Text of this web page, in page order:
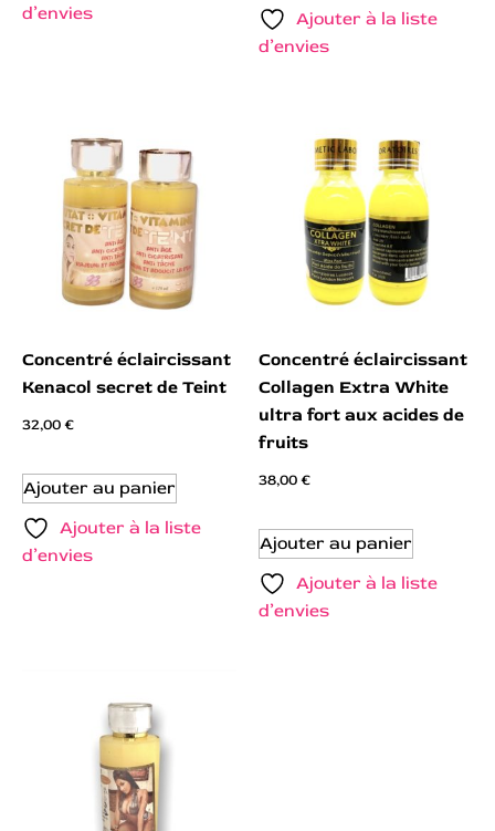
d’envies
Ajouter à la liste
d’envies
Concentré éclaircissant
Kenacol secret de Teint
32,00€
Ajouter au panier
Ajouter à la liste
d’envies
Concentré éclaircissant
Collagen Extra White
ultra fort aux acides de
fruits
38,00€
Ajouter au panier
Ajouter à la liste
d’envies